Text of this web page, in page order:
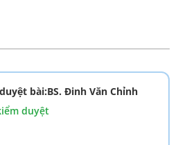
bài:BS. Đinh Văn Chỉnh
duyệt